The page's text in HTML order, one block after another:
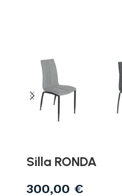
Silla RONDA
300,00 €